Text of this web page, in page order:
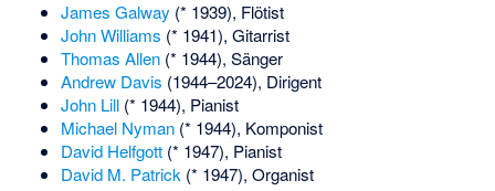
James Galway (* 1939), Flötist
John Williams (* 1941), Gitarrist
Thomas Allen(* 1944), Sänger
Andrew Davis (1944–2024), Dirigent
John Lill(* 1944), Pianist
Michael Nyman(* 1944), Komponist
David Helfgott(* 1947), Pianist
David M. Patrick(* 1947), Organist